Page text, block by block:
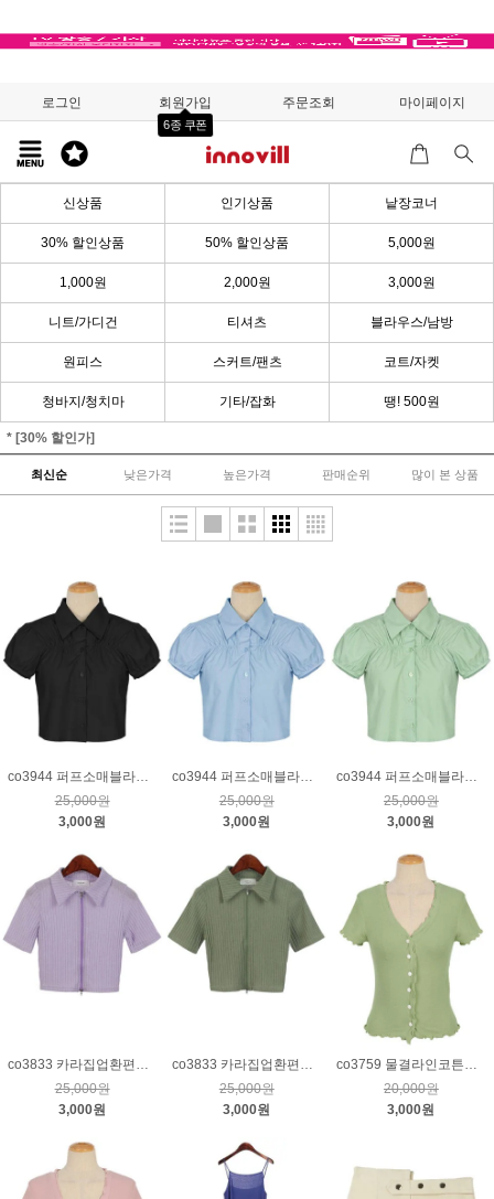
로그인 회원가입
6종 쿠폰
주문조회 마이페이지
신상품 인기상품 낱장코너
30% 할인상품 50% 할인상품 5,000원
1,000원 2,000원 3,000원
니트/가디건 티셔츠 블라우스/남방
원피스 스커트/팬츠 코트/자켓
청바지/청치마 기타/잡화 땡! 500원
* [30% 할인가]
최신순 낮은가격 높은가격 판매순위 많이 본 상품
co3944 퍼프소매블라우스_블랙
25,000원
3,000원
co3944 퍼프소매블라우스_블루
25,000원
3,000원
co3944 퍼프소매블라우스_연그린
25,000원
3,000원
25,000원
3,000원
25,000원
3,000원
20,000원
3,000원